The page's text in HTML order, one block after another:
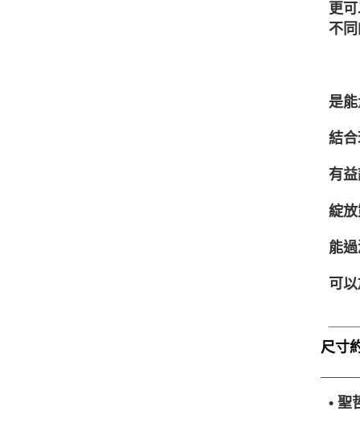
更
不
是
結
有
綻
能
可
尺寸
• 聖